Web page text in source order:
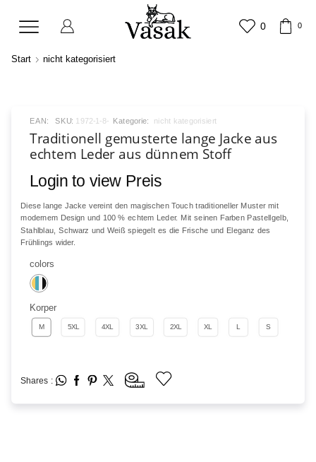
0 0
Start nicht kategorisiert
EAN: SKU: 1972-1-8- Kategorie: nicht kategorisiert
Traditionell gemusterte lange Jacke aus
echtem Leder aus dünnem Stoff
Login to view Preis
Diese lange Jacke vereint den magischen Touch traditioneller Muster mit
modernem Design und 100 % echtem Leder. Mit seinen Farben Pastellgelb,
Stahlblau, Schwarz und Weiß spiegelt es die Frische und Eleganz des
Frühlings wider.
colors
Korper
M 5XL 4XL 3XL 2XL XL S
Shares :